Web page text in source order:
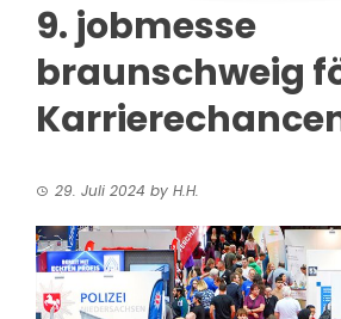
9. jobmesse
braunschweig
29. Juli 2024 by H.H.